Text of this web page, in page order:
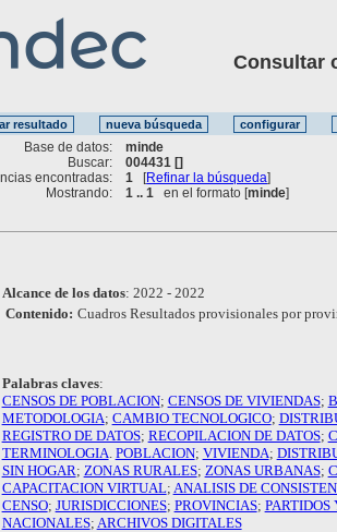
Consultar
Base de datos:
minde
Buscar:
004431 []
encontradas:
1 [Refinar la búsqueda]
Mostrando:
1 .. 1 en el formato [minde]
Alcance de los datos: 2022 - 2022
Contenido: Cuadros Resultados provisionales por
Palabras claves:
CENSOS DE POBLACION; CENSOS DE VIVIENDAS;
METODOLOGIA; CAMBIO TECNOLOGICO;
REGISTRO DE DATOS; RECOPILACION DE DATOS;
TERMINOLOGIA POBLACION; VIVIENDA;
SIN HOGAR; ZONAS RURALES; ZONAS URBANAS;
CAPACITACION VIRTUAL; ANALISIS DE
CENSO; JURISDICCIONES; PROVINCIAS; PARTIDOS
NACIONALES; ARCHIVOS DIGITALES